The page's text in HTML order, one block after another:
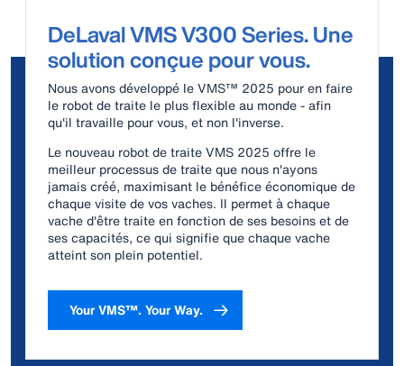
DeLaval VMS V300 Series. Une
solution conçue pour vous.
Nous avons développé le VMS™ 2025 pour en faire
le robot de traite le plus flexible au monde - afin
qu'il travaille pour vous, et non l'inverse.
Le nouveau robot de traite VMS 2025 offre le
meilleur processus de traite que nous n'ayons
jamais créé, maximisant le bénéfice économique de
chaque visite de vos vaches. Il permet à chaque
vache d'être traite en fonction de ses besoins et de
ses capacités, ce qui signifie que chaque vache
atteint son plein potentiel.
Your VMS™. Your Way.